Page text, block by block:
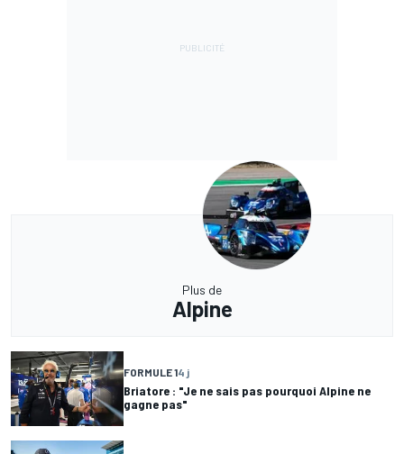
Plus de
Alpine
FORMULE 14 j
Briatore : "Je ne sais pas pourquoi Alpine ne
gagne pas"